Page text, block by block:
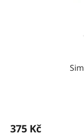
375 Kč